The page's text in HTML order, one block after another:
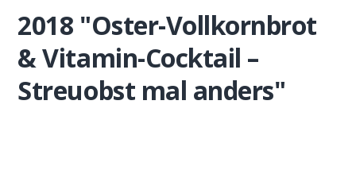
2018 "Oster-Vollkornbrot
& Vitamin-Cocktail –
Streuobst mal anders"